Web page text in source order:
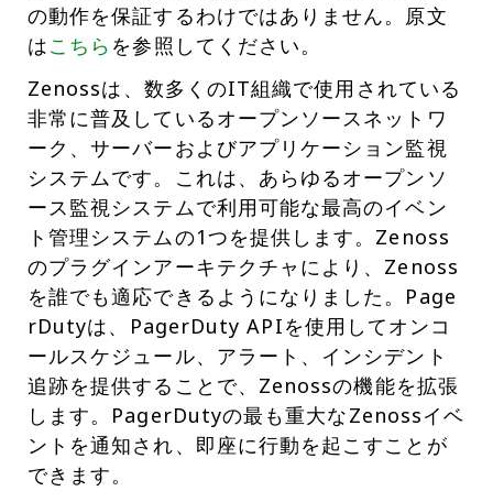
の動作を保証するわけではありません。原文
はこちら を参照してください。
Zenossは、数多くのIT組織で使用されている
非常に普及しているオープンソースネットワ
ーク、サーバーおよびアプリケーション監視
システムです。これは、あらゆるオープンソ
ース監視システムで利用可能な最高のイベン
ト管理システムの1つを提供します。Zenoss
のプラグインアーキテクチャにより、Zenoss
を誰でも適応できるようになりました。Page
rDutyは、PagerDuty APIを使用してオンコ
ールスケジュール、アラート、インシデント
追跡を提供することで、Zenossの機能を拡張
します。PagerDutyの最も重大なZenossイベ
ントを通知され、即座に行動を起こすことが
できます。